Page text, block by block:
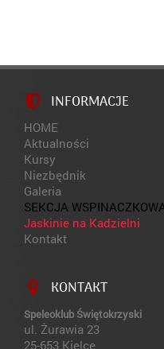
INFORMACJE
HOME
Aktualności
Kursy
Niezbędnik
Galeria
SEKCJA
Jaskinie na Kadzielni
Kontakt
KONTAKT
Speleoklub Świętokrzyski
ul. Żurawia 23
25-653 Kielce